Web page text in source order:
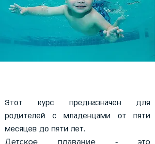
Этот курс предназначен для
родителей с младенцами от пяти
месяцев до пяти лет.
Детское плавание - это